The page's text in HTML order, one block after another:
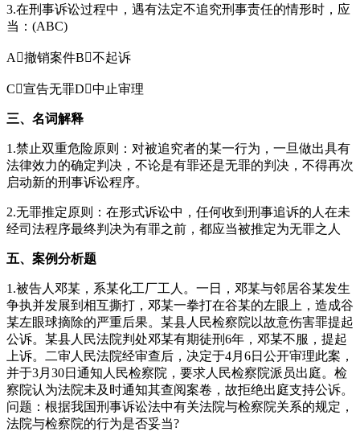
3.在刑事诉讼过程中，遇有法定不追究刑事责任的情形时，应
当：(ABC)
A撤销案件B不起诉
C宣告无罪D中止审理
三、名词解释
1.禁止双重危险原则：对被追究者的某一行为，一旦做出具有
法律效力的确定判决，不论是有罪还是无罪的判决，不得再次
启动新的刑事诉讼程序。
2.无罪推定原则：在形式诉讼中，任何收到刑事追诉的人在未
经司法程序最终判决为有罪之前，都应当被推定为无罪之人
五、案例分析题
1.被告人邓某，系某化工厂工人。一日，邓某与邻居谷某发生
争执并发展到相互撕打，邓某一拳打在谷某的左眼上，造成谷
某左眼球摘除的严重后果。某县人民检察院以故意伤害罪提起
公诉。某县人民法院判处邓某有期徒刑6年，邓某不服，提起
上诉。二审人民法院经审查后，决定于4月6日公开审理此案，
并于3月30日通知人民检察院，要求人民检察院派员出庭。检
察院认为法院未及时通知其查阅案卷，故拒绝出庭支持公诉。
问题：根据我国刑事诉讼法中有关法院与检察院关系的规定，
法院与检察院的行为是否妥当?